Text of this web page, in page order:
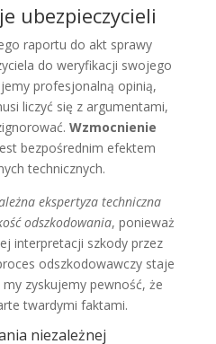
ubezpieczycieli
raportu do akt sprawy
do weryfikacji swojego
profesjonalną opinią,
liczyć się z argumentami,
Wzmocnienie
bezpośrednim efektem
technicznych.
ekspertyza techniczna
odszkodowania, ponieważ
interpretacji szkody przez
odszkodowawczy staje
zyskujemy pewność, że
twardymi faktami.
niezależnej